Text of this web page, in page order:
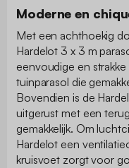
Moderne en
Met een achthoekig
Hardelot 3 x 3 m
eenvoudige en
tuinparasol die
Bovendien is de
uitgerust met een
gemakkelijk. Om
Hardelot een
kruisvoet zorgt voor